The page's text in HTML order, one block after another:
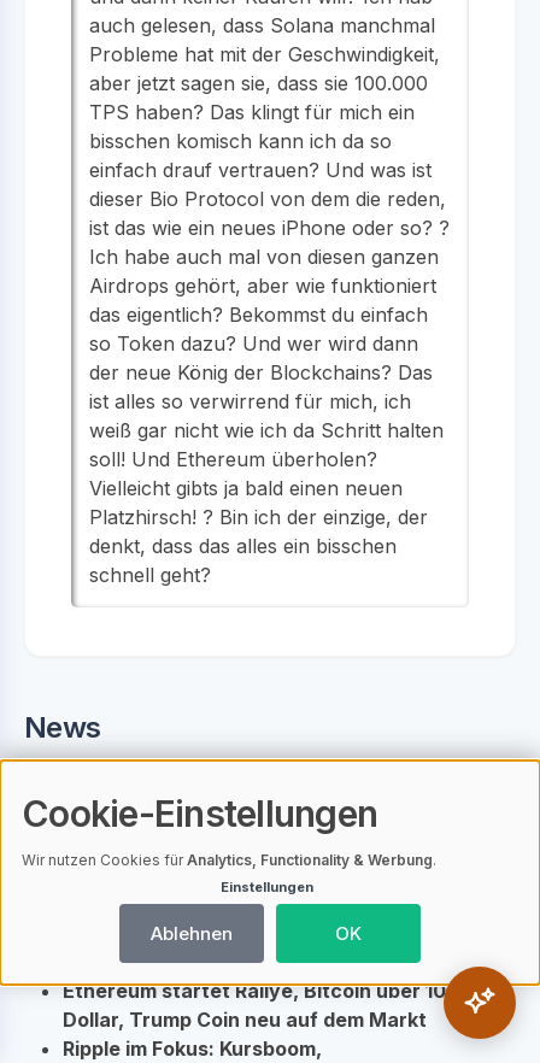
auch gelesen, dass Solana manchmal
Probleme hat mit der Geschwindigkeit,
aber jetzt sagen sie, dass sie 100.000
TPS haben? Das klingt für mich ein
bisschen komisch kann ich da so
einfach drauf vertrauen? Und was ist
dieser Bio Protocol von dem die reden,
ist das wie ein neues iPhone oder so? ?
Ich habe auch mal von diesen ganzen
Airdrops gehört, aber wie funktioniert
das eigentlich? Bekommst du einfach
so Token dazu? Und wer wird dann
der neue König der Blockchains? Das
ist alles so verwirrend für mich, ich
weiß gar nicht wie ich da Schritt halten
soll! Und Ethereum überholen?
Vielleicht gibts ja bald einen neuen
Platzhirsch! ? Bin ich der einzige, der
denkt, dass das alles ein bisschen
schnell geht?
News
McGregor fordert Bitcoin-Reserve für Irland,
Dogecoin mit neuem Schwung: Widerstände
überwunden, Markttrend zeigt nach oben
Solana mit Kurssprung, Sicherheitsdebatte
und starkem Investoreninteresse im Fokus
Ethereum startet Rallye, Bitcoin über 100.000
Dollar, Trump Coin neu auf dem Markt
Ripple im Fokus: Kursboom,
Cookie-Einstellungen
Wir nutzen Cookies fürAnalytics, Functionality & Werbung.
Einstellungen
Ablehnen OK